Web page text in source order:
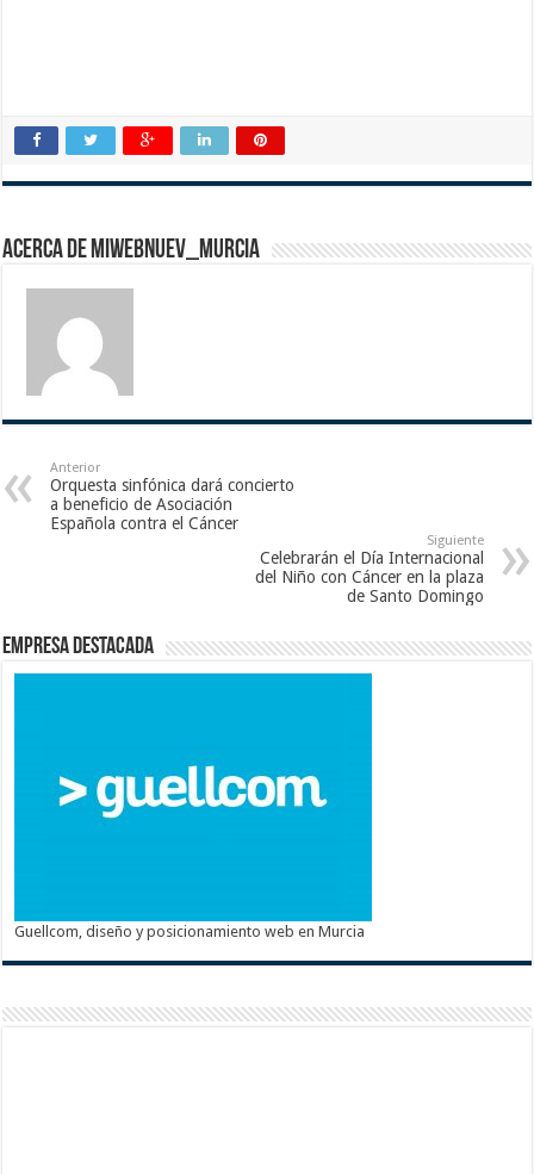
Acerca de miwebnuev_murcia
Anterior
Orquesta sinfónica dará concierto
a beneficio de Asociación
Española contra el Cáncer
Siguiente
Celebrarán el Día Internacional
del Niño con Cáncer en la plaza
de Santo Domingo
Empresa destacada
Guellcom, diseño y posicionamiento web en Murcia